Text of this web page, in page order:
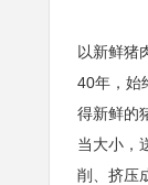
以新鲜猪
40年，始
得新鲜的
当大小，
削、挤压